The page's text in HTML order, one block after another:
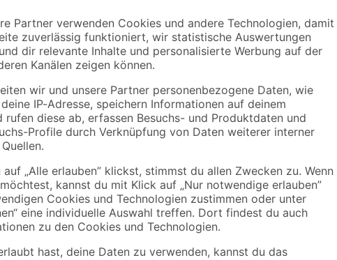
Die Tischleuchte 'Gita' besticht durch ihr
Hingucker in jedem Raum. Mit einem
cm fügt sie sich harmonisch in
Zuhause eine stilvolle Note. Der
gefertigt und sorgt für eine angenehme
und bietet genügend Flexibilität bei der
für Leuchtmittel mit einer G9-Fassung
von 5 Watt. Bitte beachte, dass die
Leuchtquelle nach deinem persönlichen